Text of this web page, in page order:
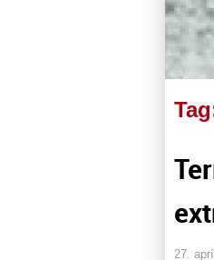
27.